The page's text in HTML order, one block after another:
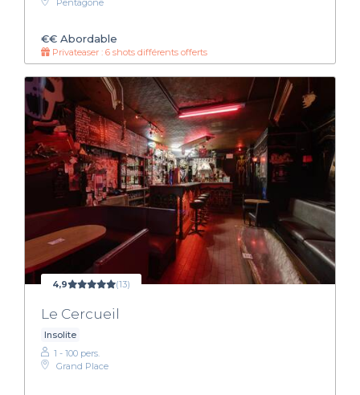
€€ Abordable
Privateaser : 6 shots différents offerts
4,9 (13)
Le Cercueil
Insolite
1 - 100 pers.
Grand Place